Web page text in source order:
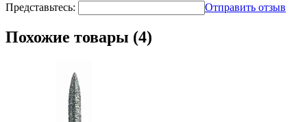
Представьтесь: Отправить отзыв
Похожие товары (4)